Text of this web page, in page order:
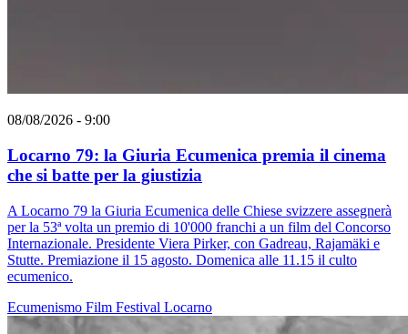
08/08/2026 - 9:00
Locarno 79: la Giuria Ecumenica premia il cinema
che si batte per la giustizia
A Locarno 79 la Giuria Ecumenica delle Chiese svizzere assegnerà
per la 53ª volta un premio di 10'000 franchi a un film del Concorso
Internazionale. Presidente Viera Pirker, con Gadreau, Rajamäki e
Stutte. Premiazione il 15 agosto. Domenica alle 11.15 il culto
ecumenico.
Ecumenismo Film Festival Locarno